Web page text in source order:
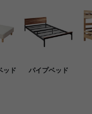
ッド パイプベッド